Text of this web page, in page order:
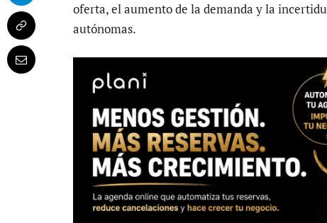
oferta, el aumento de la demanda y la
autónomas.